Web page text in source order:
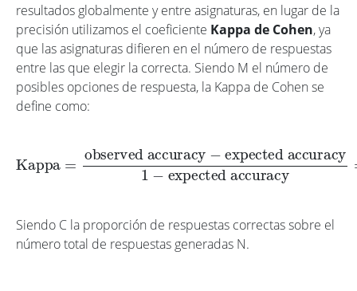
resultados globalmente y entre asignaturas, en lugar de la
precisión utilizamos el coeficiente Kappa de Cohen, ya
que las asignaturas difieren en el número de respuestas
entre las que elegir la correcta. Siendo M el número de
posibles opciones de respuesta, la Kappa de Cohen se
define como:
Kappa observed accuracy
1 expected accuracy − M
Siendo C la proporción de respuestas correctas sobre el
número total de respuestas generadas N.